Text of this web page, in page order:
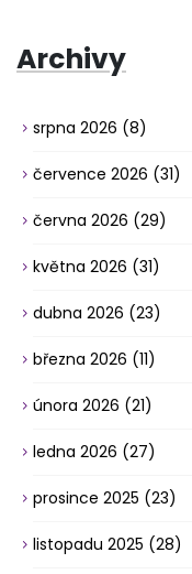
Archivy
srpna 2026 (8)
července 2026 (31)
června 2026 (29)
května 2026 (31)
dubna 2026 (23)
března 2026 (11)
února 2026 (21)
ledna 2026 (27)
prosince 2025 (23)
listopadu 2025 (28)